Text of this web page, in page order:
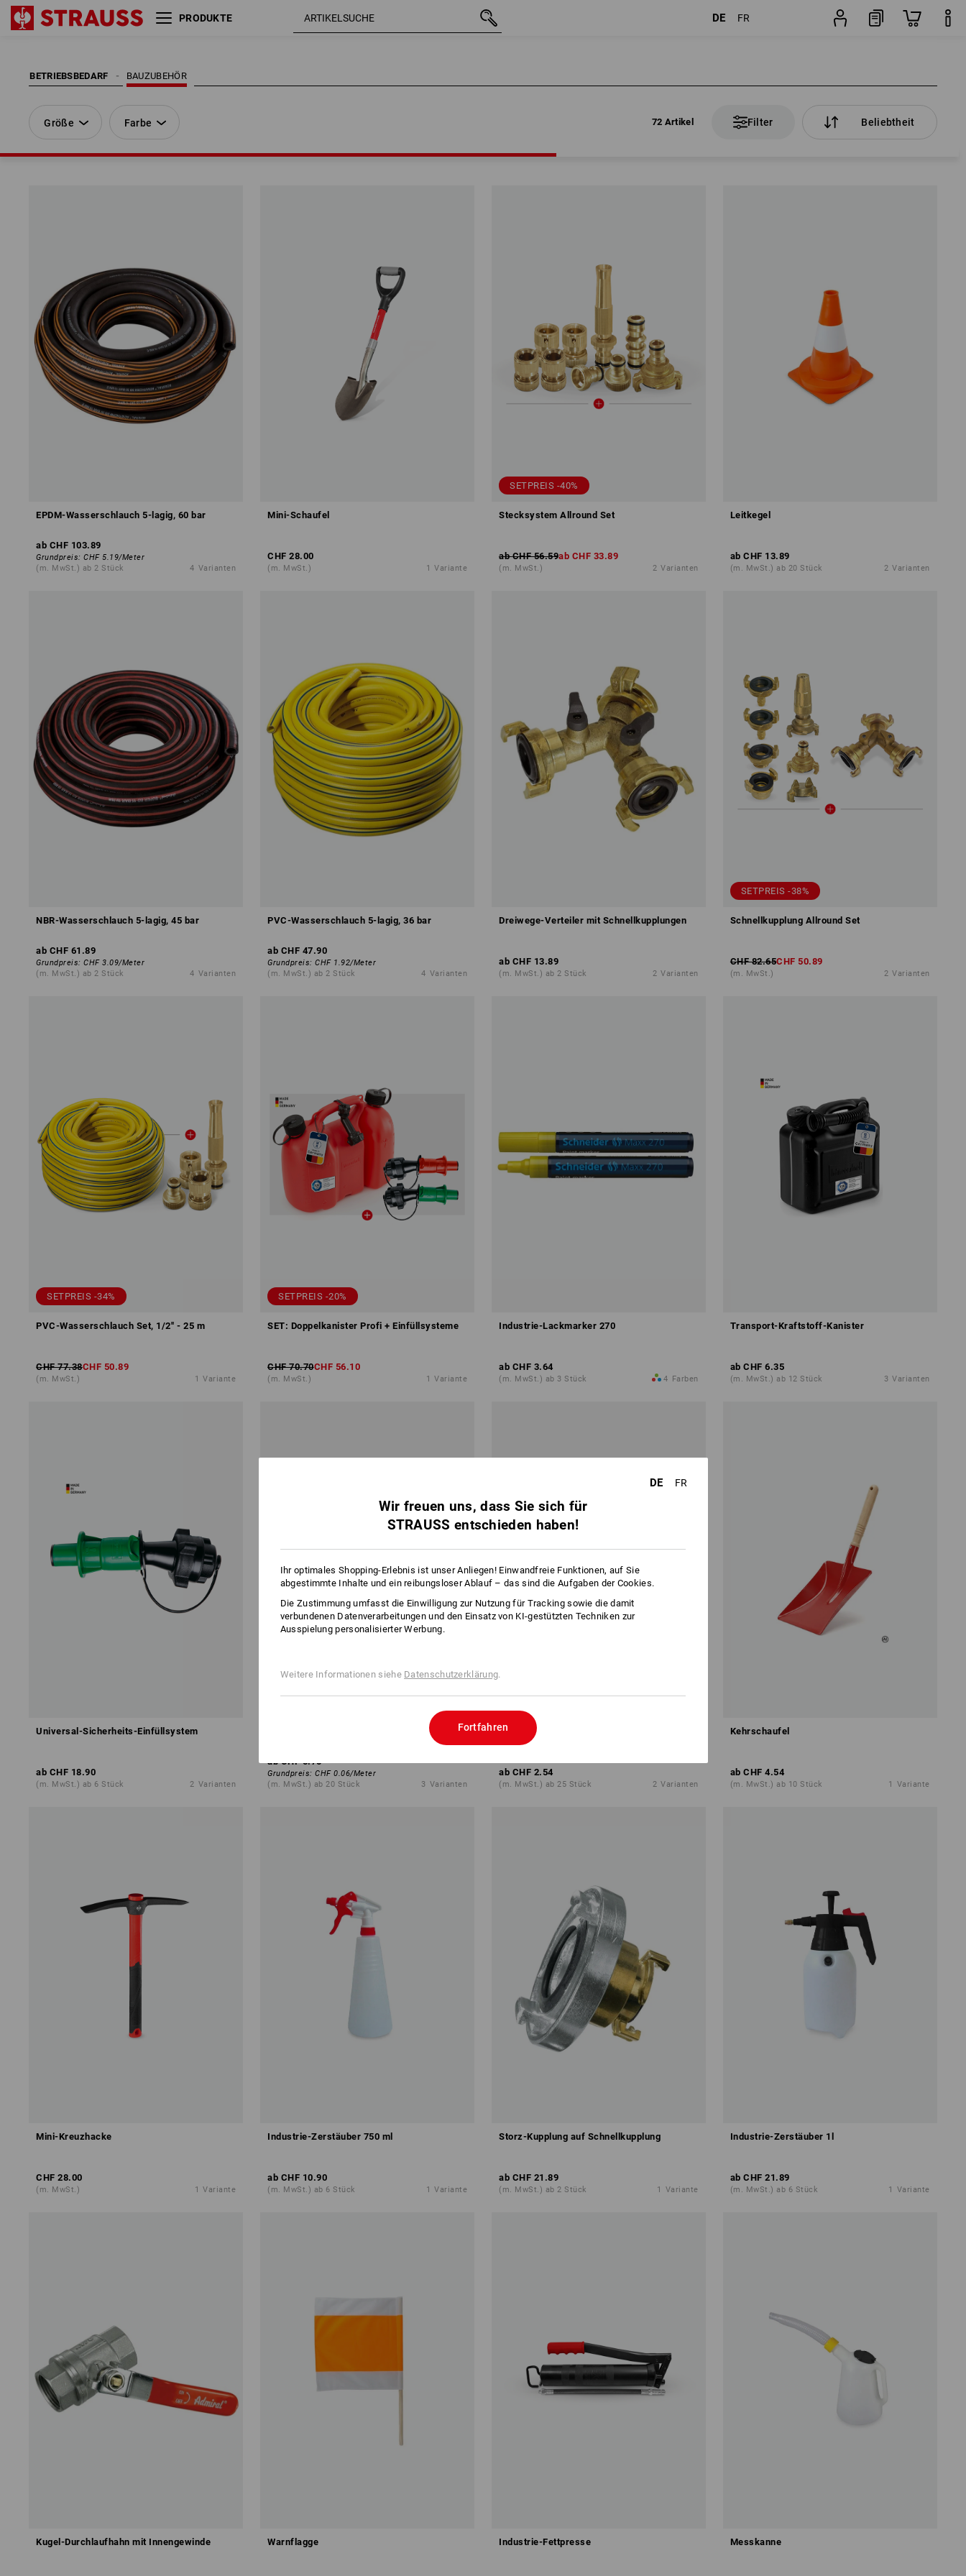
PRODUKTE DE FR
BETRIEBSBEDARF BAUZUBEHÖR
Größe Farbe 72 Artikel Filter Beliebtheit
Größe Farbe
EPDM-Wasserschlauch 5-lagig, 60 bar
ab CHF 103.89
Grundpreis:CHF 5.19/Meter
(m. MwSt.) ab 2 Stück
4 Varianten
Mini-Schaufel
CHF 28.00
(m. MwSt.) 1 Variante
SETPREIS -40%
Stecksystem Allround Set
ab CHF 56.59ab CHF 33.89
(m. MwSt.) 2 Varianten
Leitkegel
ab CHF 13.89
(m. MwSt.) ab 20 Stück 2 Varianten
NBR-Wasserschlauch 5-lagig, 45 bar
ab CHF 61.89
Grundpreis:CHF 3.09/Meter
(m. MwSt.) ab 2 Stück
4 Varianten
PVC-Wasserschlauch 5-lagig, 36 bar
ab CHF 47.90
Grundpreis:CHF 1.92/Meter
(m. MwSt.) ab 2 Stück
4 Varianten
Dreiwege-Verteiler mit Schnellkupplungen
ab CHF 13.89
(m. MwSt.) ab 2 Stück 2 Varianten
SETPREIS -38%
Schnellkupplung Allround Set
CHF 82.65CHF 50.89
(m. MwSt.) 2 Varianten
SETPREIS -34%
PVC-Wasserschlauch Set, 1/2'' - 25 m
CHF 77.38CHF 50.89
(m. MwSt.) 1 Variante
SETPREIS -20%
SET: Doppelkanister Profi + Einfüllsysteme
CHF 70.70CHF 56.10
(m. MwSt.) 1 Variante
Industrie-Lackmarker 270
ab CHF 3.64
(m. MwSt.) ab 3 Stück 4 Farben
Transport-Kraftstoff-Kanister
ab CHF 6.35
(m. MwSt.) ab 12 Stück 3 Varianten
Universal-Sicherheits-Einfüllsystem
ab CHF 18.90
(m. MwSt.) ab 6 Stück 2 Varianten
ab CHF 5.75
Grundpreis:CHF 0.06/Meter
(m. MwSt.) ab 20 Stück
3 Varianten
Bau-Eimer
ab CHF 2.54
(m. MwSt.) ab 25 Stück 2 Varianten
Kehrschaufel
ab CHF 4.54
(m. MwSt.) ab 10 Stück 1 Variante
Mini-Kreuzhacke
CHF 28.00
(m. MwSt.) 1 Variante
Industrie-Zerstäuber 750 ml
ab CHF 10.90
(m. MwSt.) ab 6 Stück 1 Variante
Storz-Kupplung auf Schnellkupplung
ab CHF 21.89
(m. MwSt.) ab 2 Stück 1 Variante
Industrie-Zerstäuber 1l
ab CHF 21.89
(m. MwSt.) ab 6 Stück 1 Variante
Kugel-Durchlaufhahn mit Innengewinde Warnflagge Industrie-Fettpresse Messkanne
DE FR
Wir freuen uns, dass Sie sich für
STRAUSS entschieden haben!
Ihr optimales Shopping-Erlebnis ist unser Anliegen! Einwandfreie Funktionen, auf Sie
abgestimmte Inhalte und ein reibungsloser Ablauf – das sind die Aufgaben der Cookies.
Die Zustimmung umfasst die Einwilligung zur Nutzung für Tracking sowie die damit
verbundenen Datenverarbeitungen und den Einsatz von KI-gestützten Techniken zur
Ausspielung personalisierter Werbung.
Weitere Informationen siehe Datenschutzerklärung.
Fortfahren